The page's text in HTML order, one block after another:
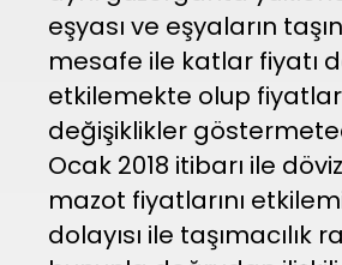
eşyası ve eşyaların
mesafe ile katlar fiyatı
etkilemekte olup
değişiklikler
Ocak 2018 itibarı ile
mazot fiyatlarını
dolayısı ile taşımacılık